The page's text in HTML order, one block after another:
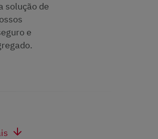
solução de
e